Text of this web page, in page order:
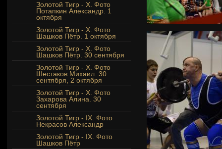
Золотой Тигр - Х. Фото
Потапкин Александр. 1
октября
Золотой Тигр - Х. Фото
Шашков Пётр. 1 октября
Золотой Тигр - Х. Фото
Шашков Пётр. 30 сентября
Золотой Тигр - Х. Фото
Шестаков Михаил. 30
сентября, 2 октября
Золотой Тигр - X. Фото
Захарова Алина. 30
сентября
Золотой Тигр - IX. Фото
Некрасов Александр
Золотой Тигр - IX. Фото
Шашков Пётр